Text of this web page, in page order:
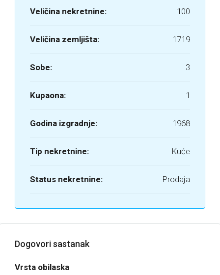
Veličina nekretnine: 100
Veličina zemljišta: 1719
Sobe: 3
Kupaona: 1
Godina izgradnje: 1968
Tip nekretnine: Kuće
Status nekretnine: Prodaja
Dogovori sastanak
Vrsta obilaska